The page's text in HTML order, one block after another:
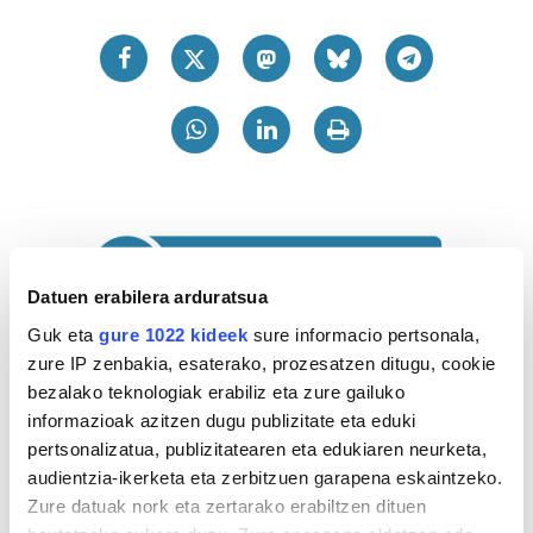
Datuen erabilera arduratsua
Guk eta gure 1022 kideek sure informacio pertsonala,
zure IP zenbakia, esaterako, prozesatzen ditugu, cookie
bezalako teknologiak erabiliz eta zure gailuko
informazioak azitzen dugu publizitate eta eduki
pertsonalizatua, publizitatearen eta edukiaren neurketa,
audientzia-ikerketa eta zerbitzuen garapena eskaintzeko.
Zure datuak nork eta zertarako erabiltzen dituen